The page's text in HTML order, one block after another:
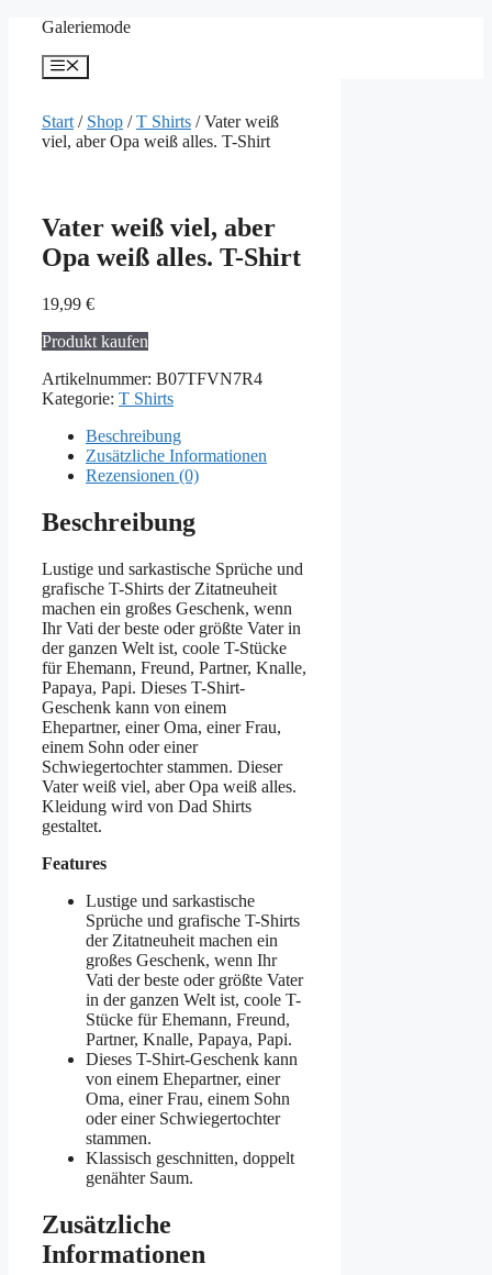
springen
Galeriemode
Menü
Start / Shop /T Shirts / Vater weiß
viel, aber Opa weiß alles. T-Shirt
Vater weiß viel, aber
Opa weiß alles. T-Shirt
19,99 €
Produkt kaufen
Artikelnummer: B07TFVN7R4
Kategorie: T Shirts
Beschreibung
Zusätzliche Informationen
Rezensionen (0)
Beschreibung
Lustige und sarkastische Sprüche und
grafische T-Shirts der Zitatneuheit
machen ein großes Geschenk, wenn
Ihr Vati der beste oder größte Vater in
der ganzen Welt ist, coole T-Stücke
für Ehemann, Freund, Partner, Knalle,
Papaya, Papi. Dieses T-Shirt-
Geschenk kann von einem
Ehepartner, einer Oma, einer Frau,
einem Sohn oder einer
Schwiegertochter stammen. Dieser
Vater weiß viel, aber Opa weiß alles.
Kleidung wird von Dad Shirts
gestaltet.
Features
Lustige und sarkastische
Sprüche und grafische T-Shirts
der Zitatneuheit machen ein
großes Geschenk, wenn Ihr
Vati der beste oder größte Vater
in der ganzen Welt ist, coole T-
Stücke für Ehemann, Freund,
Partner, Knalle, Papaya, Papi.
Dieses T-Shirt-Geschenk kann
von einem Ehepartner, einer
Oma, einer Frau, einem Sohn
oder einer Schwiegertochter
stammen.
Klassisch geschnitten, doppelt
genähter Saum.
Zusätzliche
Informationen